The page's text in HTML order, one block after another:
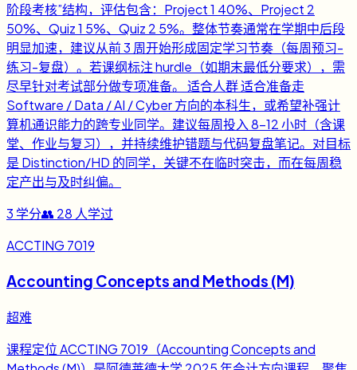
阶段考核”结构，评估包含：Project 1 40%、Project 2
50%、Quiz 1 5%、Quiz 2 5%。整体节奏通常在学期中后段
明显加速，建议从前 3 周开始形成固定学习节奏（每周预习-
练习-复盘）。若课纲标注 hurdle（如期末最低分要求），需
尽早针对考试部分做专项准备。 适合人群 适合准备走
Software / Data / AI / Cyber 方向的本科生，或希望补强计
算机通识能力的跨专业同学。建议每周投入 8-12 小时（含课
堂、作业与复习），并持续维护错题与代码复盘笔记。对目标
是 Distinction/HD 的同学，关键不在临时突击，而在每周稳
定产出与及时纠偏。
3 学分👥 28 人学过
ACCTING 7019
Accounting Concepts and Methods (M)
超难
课程定位 ACCTING 7019（Accounting Concepts and